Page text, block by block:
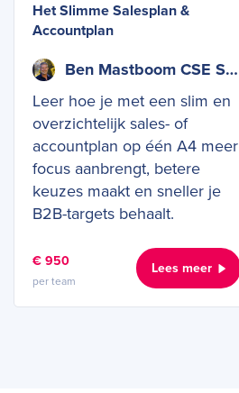
Het Slimme Salesplan &
Accountplan
Ben Mastboom CSE SCPS
Leer hoe je met een slim en
overzichtelijk sales- of
accountplan op één A4 meer
focus aanbrengt, betere
keuzes maakt en sneller je
B2B-targets behaalt.
€ 950
per team
Lees meer